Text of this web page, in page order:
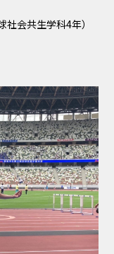
会共生学科4年）